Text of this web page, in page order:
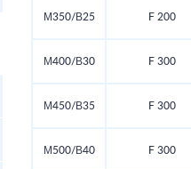
М350/В25 F 200
М400/В30 F 300
М450/В35 F 300
М500/В40 F 300